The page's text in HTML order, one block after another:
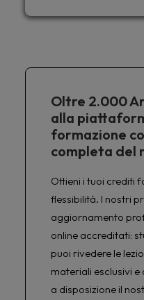
Oltre 2.000
alla
formazione
completa del
Ottieni i tuoi crediti
flessibilità. I nostri
aggiornamento
online accreditati:
puoi rivedere le
materiali esclusivi
a disposizione il